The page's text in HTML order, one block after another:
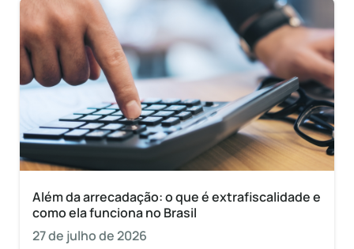
Além da arrecadação: o que é extrafiscalidade e
como ela funciona no Brasil
27 de julho de 2026